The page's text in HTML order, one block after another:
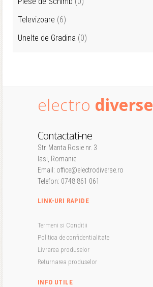
Televizoare (6)
Unelte de Gradina (0)
electro diverse
Contactati-ne
Str. Manta Rosie nr. 3
Iasi, Romanie
Email: office@electrodiverse.ro
Telefon: 0748 861 061
LINK-URI RAPIDE
Termeni si Conditii
Politica de confidentialitate
Livrarea produselor
Returnarea produselor
INFO UTILE